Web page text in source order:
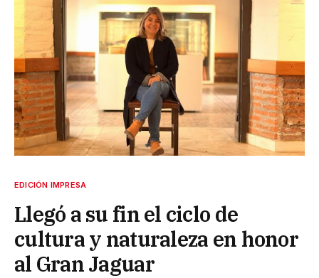
EDICIÓN IMPRESA
Llegó a su fin el ciclo de
cultura y naturaleza en honor
al Gran Jaguar